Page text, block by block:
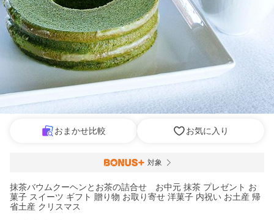
おまかせ比較 お気に入り
対象
抹茶バウムクーヘンとお茶の詰合せ お中元 抹茶 プレゼント お
菓子 スイーツ ギフト 贈り物 お取り寄せ 洋菓子 内祝い お土産 帰
省土産 クリスマス